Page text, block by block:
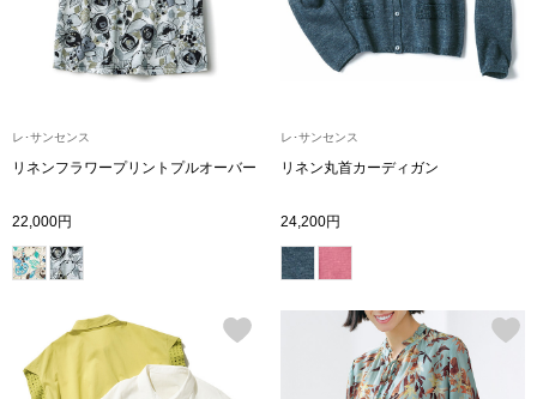
ン雑貨
シャツ
セーター／カ
ボトムス
レ･サンセンス
リネンフラワープリントプルオーバー
22,000円
レ･サンセンス
リネン丸首カーディガン
24,200円